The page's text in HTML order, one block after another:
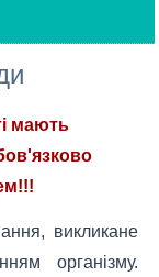
мають
викликане
організму.